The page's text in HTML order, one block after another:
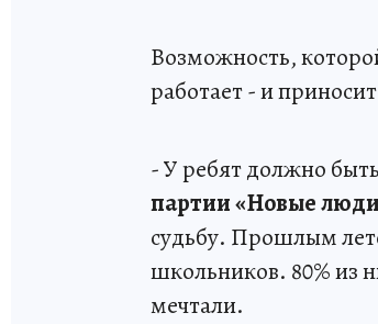
Возможность,
работает - и
- У ребят должно
партии «Новые
судьбу. Прошлым
школьников. 80% из
мечтали.